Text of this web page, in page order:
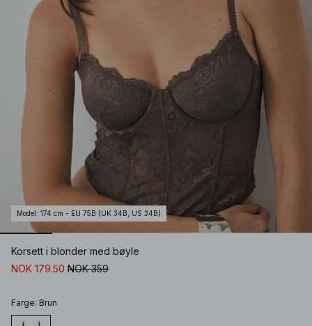
Model : 174 cm - EU 75B (UK 34B, US 34B)
Korsett i blonder med bøyle
NOK 179.50 NOK 359
Farge: Brun